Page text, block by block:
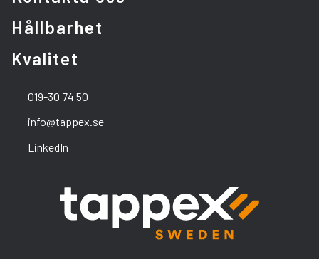
Hållbarhet
Kvalitet
019-30 74 50
info@tappex.se
LinkedIn